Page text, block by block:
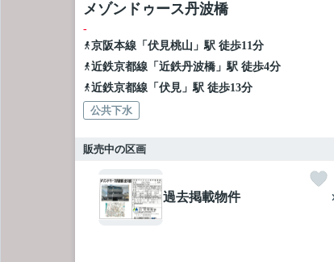
メゾンドゥース丹波橋
-
京阪本線「 伏見桃山 」駅 徒歩11分
近鉄京都線「 近鉄丹波橋」駅 徒歩4分
近鉄京都線「 伏見」駅 徒歩13分
公共下水
販売中の区画
過去掲載物件